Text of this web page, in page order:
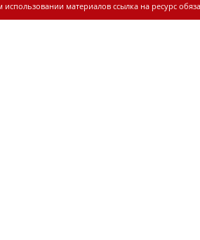
материалов ссылка на ресурс